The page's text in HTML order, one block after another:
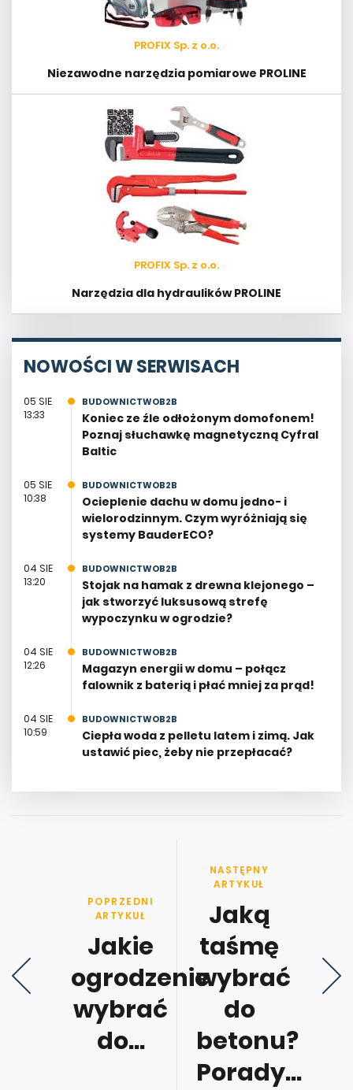
PROFIX Sp. z o.o.
Niezawodne narzędzia pomiarowe PROLINE
PROFIX Sp. z o.o.
Narzędzia dla hydraulików PROLINE
NOWOŚCI W SERWISACH
05 SIE
13:33
BUDOWNICTWOB2B
Koniec ze źle odłożonym domofonem!
Poznaj słuchawkę magnetyczną Cyfral
Baltic
05 SIE
10:38
BUDOWNICTWOB2B
Ocieplenie dachu w domu jedno- i
wielorodzinnym. Czym wyróżniają się
systemy BauderECO?
04 SIE
13:20
BUDOWNICTWOB2B
Stojak na hamak z drewna klejonego –
jak stworzyć luksusową strefę
wypoczynku w ogrodzie?
04 SIE
12:26
BUDOWNICTWOB2B
Magazyn energii w domu – połącz
falownik z baterią i płać mniej za prąd!
04 SIE
10:59
BUDOWNICTWOB2B
Ciepła woda z pelletu latem i zimą. Jak
ustawić piec, żeby nie przepłacać?
POPRZEDNI
ARTYKUŁ
Jakie
ogrodzenie
wybrać
do...
NASTĘPNY
ARTYKUŁ
Jaką
taśmę
wybrać
do
betonu?
Porady...